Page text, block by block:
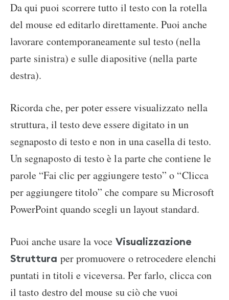
Da qui puoi scorrere tutto il testo con la rotella
del mouse ed editarlo direttamente. Puoi anche
lavorare contemporaneamente sul testo (nella
parte sinistra) e sulle diapositive (nella parte
destra).
Ricorda che, per poter essere visualizzato nella
struttura, il testo deve essere digitato in un
segnaposto di testo e non in una casella di testo.
Un segnaposto di testo è la parte che contiene le
parole “Fai clic per aggiungere testo” o “Clicca
per aggiungere titolo” che compare su Microsoft
PowerPoint quando scegli un layout standard.
Puoi anche usare la voce Visualizzazione
Struttura per promuovere o retrocedere elenchi
puntati in titoli e viceversa. Per farlo, clicca con
il tasto destro del mouse su ciò che vuoi